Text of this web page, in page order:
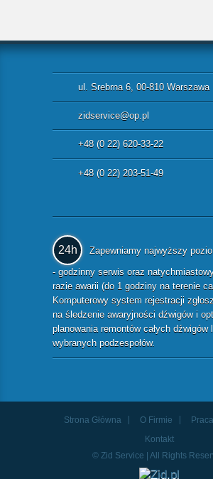
ul. Srebrna 6, 00-810 Warszawa
zidservice@op.pl
+48 (0 22) 620-33-22
+48 (0 22) 203-51-49
24h
Zapewniamy najwyższy
- godzinny serwis oraz
razie awarii (do 1 godziny na terenie
Komputerowy system rejestracji
na śledzenie awaryjności dźwigów i
planowania remontów całych dźwigów
wybranych podzespołów.
Strona Główna O Firmie Praca
Kontakt
© Zid Service | All Rights